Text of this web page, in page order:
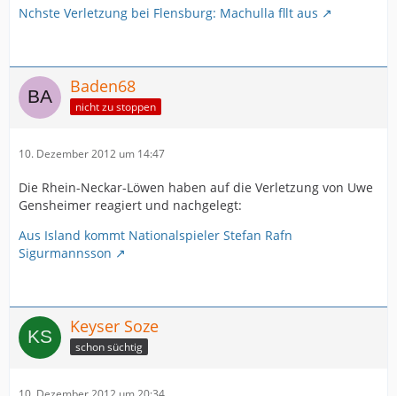
Nchste Verletzung bei Flensburg: Machulla fllt aus
Baden68
nicht zu stoppen
10. Dezember 2012 um 14:47
Die Rhein-Neckar-Löwen haben auf die Verletzung von Uwe
Gensheimer reagiert und nachgelegt:
Aus Island kommt Nationalspieler Stefan Rafn
Sigurmannsson
Keyser Soze
schon süchtig